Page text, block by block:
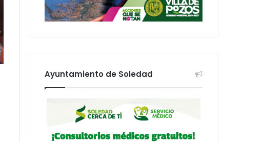
Ayuntamiento de Soledad